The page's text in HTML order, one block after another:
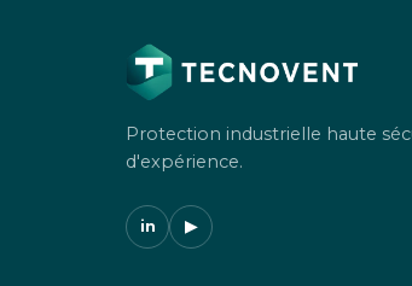
Protection industrielle haute
d'expérience.
in ▶